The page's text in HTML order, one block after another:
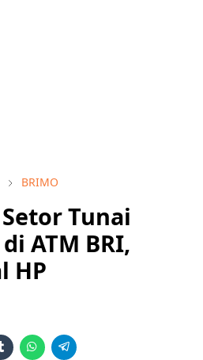
BRIMO
Tunai
ATM BRI,
HP